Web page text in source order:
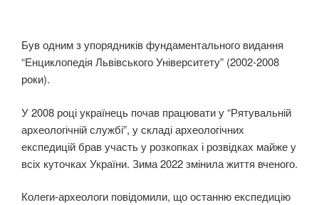
Був одним з упорядників фундаментального видання
“Енциклопедія Львівського Університету” (2002-2008
роки).
У 2008 році українець почав працювати у “Рятувальній
археологічній службі”, у складі археологічних
експедицій брав участь у розкопках і розвідках майже у
всіх куточках України. Зима 2022 змінила життя вченого.
Колеги-археологи повідомили, що останню експедицію